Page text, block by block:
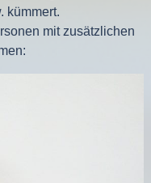
kümmert.
mit zusätzlichen